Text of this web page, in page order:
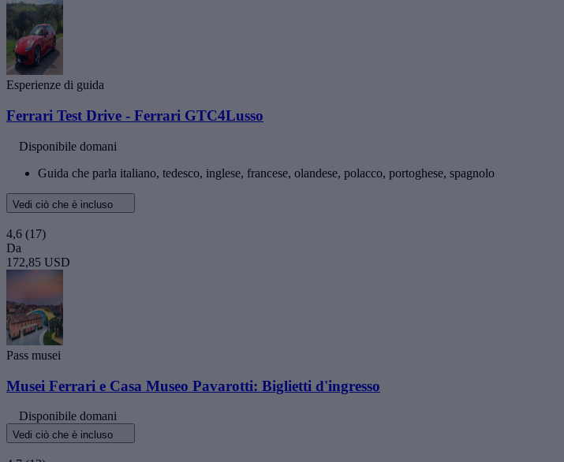
Esperienze di guida
Ferrari Test Drive - Ferrari GTC4Lusso
Disponibile domani
Guida che parla italiano, tedesco, inglese, francese, olandese, polacco, portoghese, spagnolo
Vedi ciò che è incluso
4,6 (17)
Da
172,85 USD
Pass musei
Musei Ferrari e Casa Museo Pavarotti: Biglietti d'ingresso
Disponibile domani
Vedi ciò che è incluso